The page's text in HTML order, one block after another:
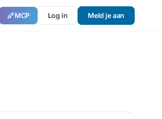
MCP Log in Meld je aan